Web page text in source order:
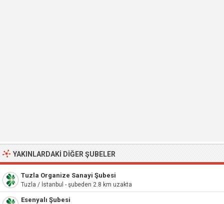
YAKINLARDAKI DIĞER ŞUBELER
Tuzla Organize Sanayi Şubesi
Tuzla / İstanbul - şubeden 2.8 km uzakta
Esenyalı Şubesi